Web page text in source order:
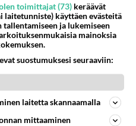
Vastattu 12v
jossa windows ja
asentaa uusi
toimittajat (73) keräävät
laitetunniste) käyttäen evästeitä
ja lukemiseen
mainoksia
suostumuksesi seuraaviin:
laitetta skannaamalla
mittaaminen